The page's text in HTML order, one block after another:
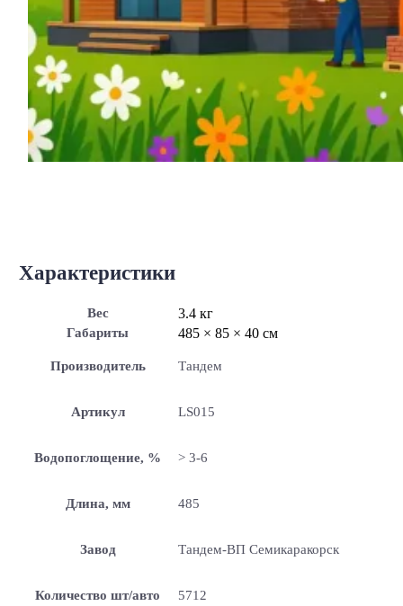
Характеристики
Вес 3.4 кг
Габариты 485 × 85 × 40 см
Производитель Тандем
Артикул LS015
Водопоглощение, % > 3-6
Длина, мм 485
Завод Тандем-ВП Семикаракорск
Количество шт/авто 5712